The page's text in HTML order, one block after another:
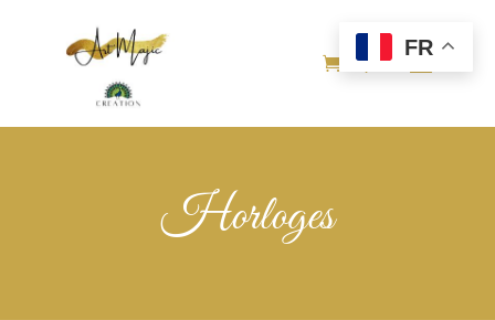
Horloges
FR